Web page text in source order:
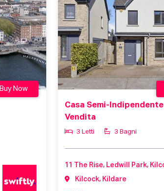
Buy Now
Casa Semi-Indipendente
Vendita
3 Letti 3 Bagni
Kilcock, Kildare